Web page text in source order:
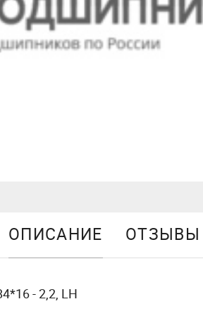
ОПИСАНИЕ ОТЗЫВЫ
- 2,2, LH